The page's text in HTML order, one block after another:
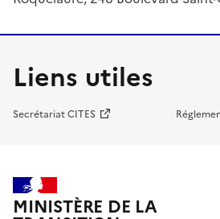
Liens utiles
Secrétariat CITES
MINISTÈRE DE LA